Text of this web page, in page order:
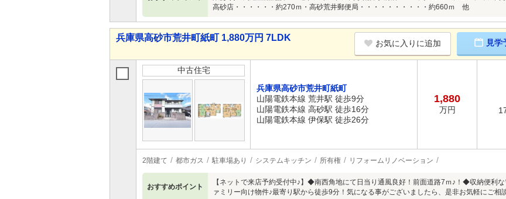
高砂店・・・・・・約270ｍ・高砂荒井郵便局・・・・・・・・・・約660ｍ 他
兵庫県高砂市荒井町紙町 1,880万円 7LDK
お気に入りに追加 見学
中古住宅
兵庫県高砂市荒井町紙町
山陽電鉄本線 荒井駅 徒歩9分
山陽電鉄本線 高砂駅 徒歩16分
山陽電鉄本線 伊保駅 徒歩26分
1,880
万円
2階建て 都市ガス 駐車場あり システムキッチン 所有権 リフォームリノベーション
おすすめポイント
【ネットで来店予約受付中♪】◆南西角地にて日当り通風良好！前面道路7ｍ♪！◆収納便利
ァミリー向け物件♪最寄り駅から徒歩9分！気になる事がございましたら、是非お気軽にご相